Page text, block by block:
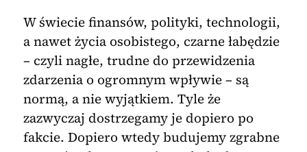
W świecie finansów, polityki, technologii,
a nawet życia osobistego, czarne łabędzie
– czyli nagłe, trudne do przewidzenia
zdarzenia o ogromnym wpływie – są
normą, a nie wyjątkiem. Tyle że
zazwyczaj dostrzegamy je dopiero po
fakcie. Dopiero wtedy budujemy zgrabne